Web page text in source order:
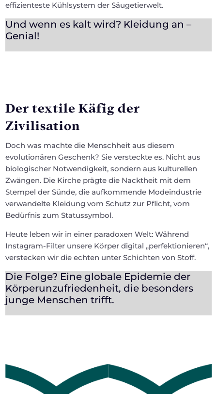
effizienteste Kühlsystem der Säugetierwelt.
Und wenn es kalt wird? Kleidung an –
Genial!
Der textile Käfig der
Zivilisation
Doch was machte die Menschheit aus diesem
evolutionären Geschenk? Sie versteckte es. Nicht aus
biologischer Notwendigkeit, sondern aus kulturellen
Zwängen. Die Kirche prägte die Nacktheit mit dem
Stempel der Sünde, die aufkommende Modeindustrie
verwandelte Kleidung vom Schutz zur Pflicht, vom
Bedürfnis zum Statussymbol.
Heute leben wir in einer paradoxen Welt: Während
Instagram-Filter unsere Körper digital „perfektionieren“,
verstecken wir die echten unter Schichten von Stoff.
Die Folge? Eine globale Epidemie der
Körperunzufriedenheit, die besonders
junge Menschen trifft.